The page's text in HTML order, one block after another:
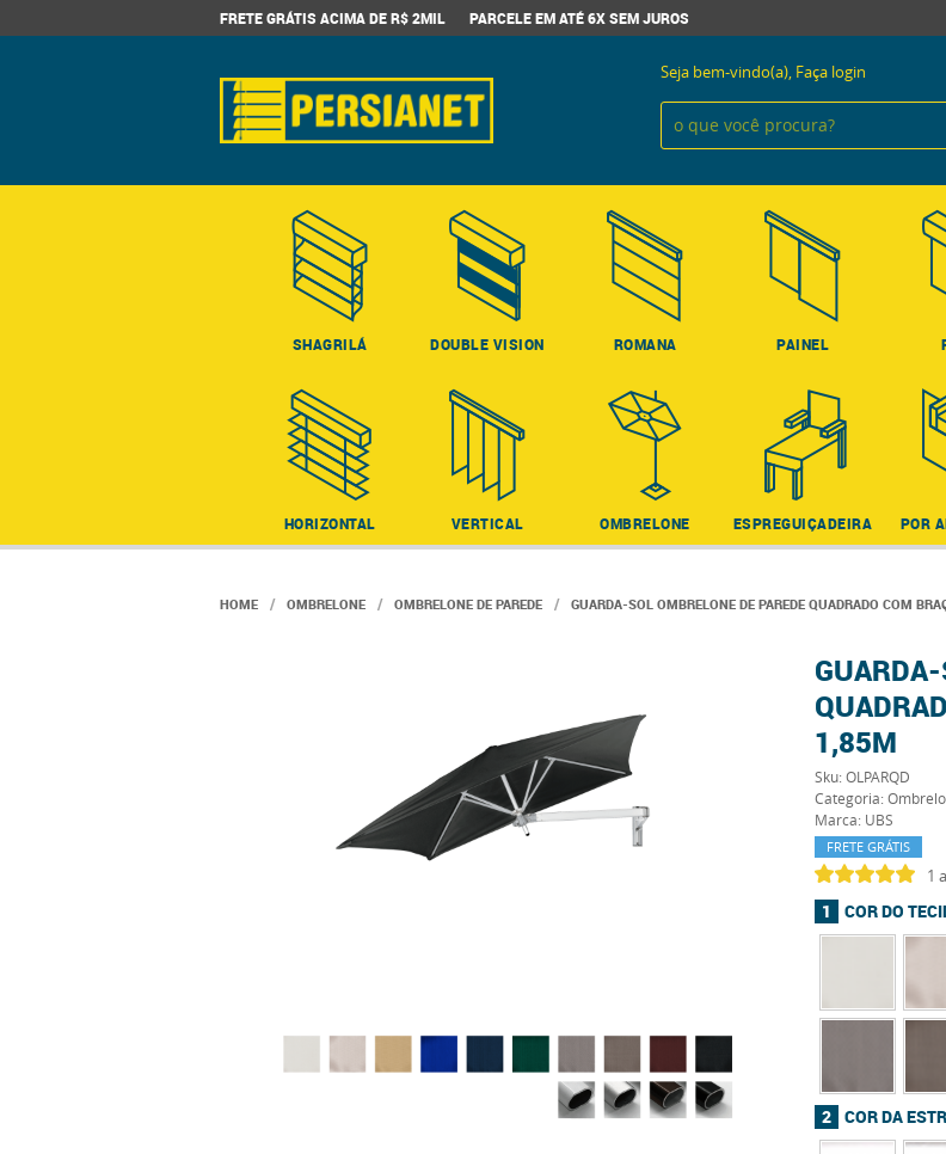
FRETE GRÁTIS ACIMA DE R$ 2MIL PARCELE EM ATÉ 6X SEM JUROS
Seja bem-vindo(a), Faça login
SHAGRILÁ DOUBLE VISION ROMANA PAINEL
HORIZONTAL VERTICAL OMBRELONE ESPREGUIÇADEIRA POR
HOME OMBRELONE OMBRELONE DE PAREDE GUARDA-SOL OMBRELONE DE PAREDE QUADRADO COM
1,85M
Sku:OLPARQD
Categoria:
Marca: UBS
FRETE GRÁTIS
1
COR DO
COR DA